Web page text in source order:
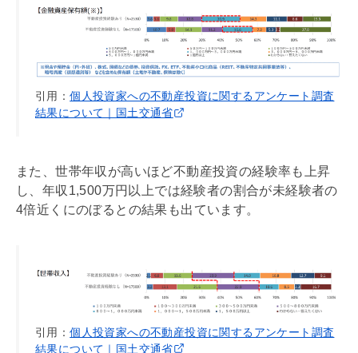
引用：個人投資家への不動産投資に関するアンケート調査
結果について｜国土交通省
また、世帯年収が高いほど不動産投資の経験率も上昇
し、年収1,500万円以上では経験者の割合が未経験者の
4倍近くにのぼるとの結果も出ています。
引用：個人投資家への不動産投資に関するアンケート調査
結果について｜国土交通省